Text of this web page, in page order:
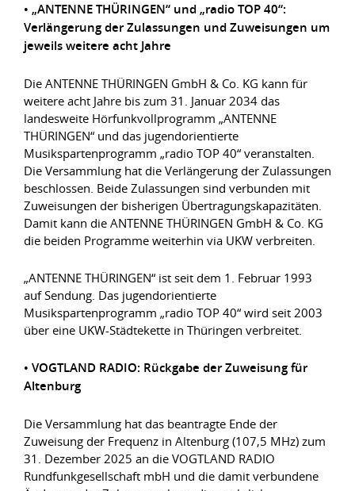
• „ANTENNE THÜRINGEN“ und „radio TOP 40“:
Verlängerung derZulassungen und Zuweisungen um
jeweils weitere acht Jahre
Die ANTENNE THÜRINGEN GmbH & Co. KG kann für
weitere acht Jahre bis zum 31. Januar 2034 das
landesweite Hörfunkvollprogramm „ANTENNE
THÜRINGEN“ und das jugendorientierte
Musikspartenprogramm „radio TOP 40“ veranstalten.
Die Versammlung hat die Verlängerung der Zulassungen
beschlossen. Beide Zulassungen sind verbunden mit
Zuweisungen der bisherigen Übertragungskapazitäten.
Damit kann die ANTENNE THÜRINGEN GmbH & Co. KG
die beiden Programme weiterhin via UKW verbreiten.
„ANTENNE THÜRINGEN“ ist seit dem 1. Februar 1993
auf Sendung. Das jugendorientierte
Musikspartenprogramm „radio TOP 40“ wird seit 2003
über eine UKW-Städtekette in Thüringen verbreitet.
• VOGTLAND RADIO: Rückgabe der Zuweisung für
Altenburg
Die Versammlung hat das beantragte Ende der
Zuweisung der Frequenz in Altenburg (107,5 MHz) zum
31. Dezember 2025 an die VOGTLAND RADIO
Rundfunkgesellschaft mbH und die damit verbundene